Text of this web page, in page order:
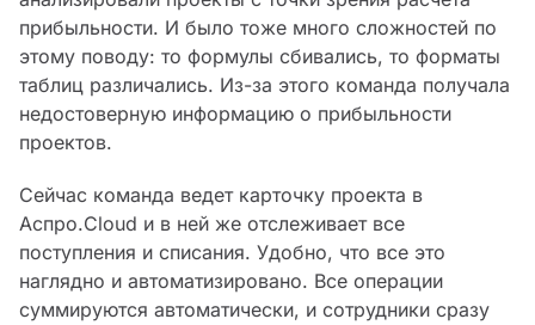
прибыльности. И было тоже много сложностей по
этому поводу: то формулы сбивались, то форматы
таблиц различались. Из-за этого команда получала
недостоверную информацию о прибыльности
проектов.
Сейчас команда ведет карточку проекта в
Аспро.Cloud и в ней же отслеживает все
поступления и списания. Удобно, что все это
наглядно и автоматизировано. Все операции
суммируются автоматически, и сотрудники сразу